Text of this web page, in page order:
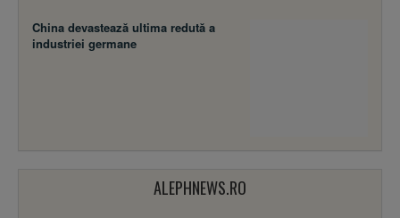
China devastează ultima redută a
industriei germane
ALEPHNEWS.RO